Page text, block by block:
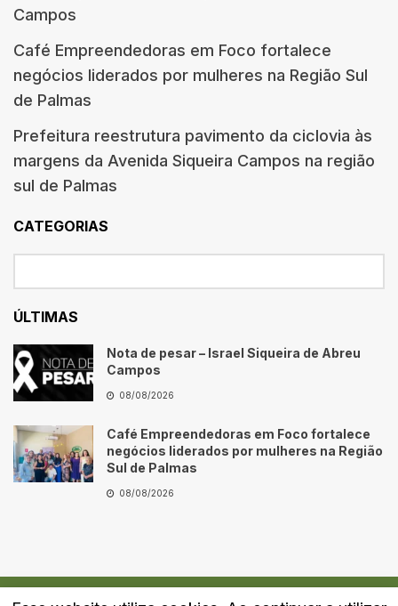
Campos
Café Empreendedoras em Foco fortalece
negócios liderados por mulheres na Região Sul
de Palmas
Prefeitura reestrutura pavimento da ciclovia às
margens da Avenida Siqueira Campos na região
sul de Palmas
CATEGORIAS
ÚLTIMAS
Nota de pesar – Israel Siqueira de Abreu
Campos
08/08/2026
Café Empreendedoras em Foco fortalece
negócios liderados por mulheres na Região
Sul de Palmas
08/08/2026